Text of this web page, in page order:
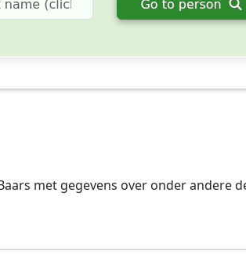
met gegevens over onder andere